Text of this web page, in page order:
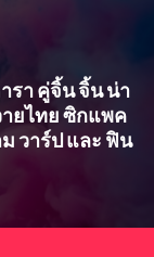
รา คู่จิ้น จิ้น น่า
ยไทย ซิกแพค
วาร์ป และ ฟิน